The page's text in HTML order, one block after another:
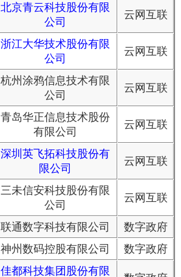
北京青云科技股份有限
公司
云网互联
浙江大华技术股份有限
公司
云网互联
杭州涂鸦信息技术有限
公司
云网互联
青岛华正信息技术股份
有限公司
云网互联
深圳英飞拓科技股份有
限公司
云网互联
三未信安科技股份有限
公司
云网互联
联通数字科技有限公司
数字政府
神州数码控股有限公司 数字政府
佳都科技集团股份有限